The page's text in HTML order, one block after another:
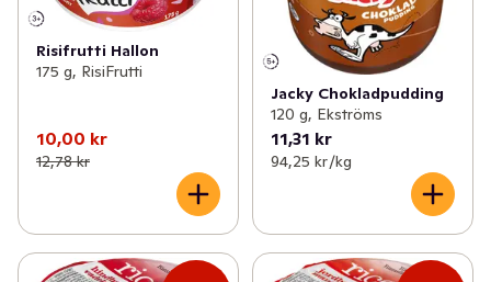
Risifrutti Hallon
175 g, RisiFrutti
10,00 kr
12,78 kr
Jacky Chokladpudding
120 g, Ekströms
11,31 kr
94,25 kr /kg